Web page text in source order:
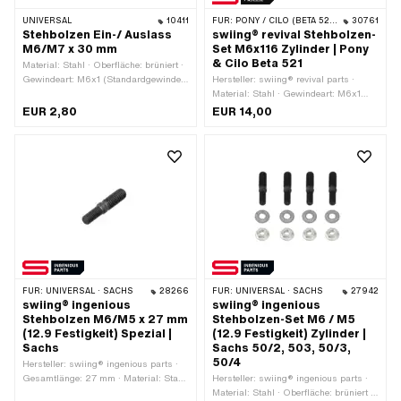
UNIVERSAL 10411
Stehbolzen Ein-/ Auslass
M6/M7 x 30 mm
Material: Stahl · Oberfläche: brüniert ·
Gewindeart: M6x1 (Standardgewinde)
(Standardgewinde) ·
EUR 2,80
FÜR: PONY / CILO (BETA 521 & 512) 30761
swiing® revival Stehbolzen-
Set M6x116 Zylinder | Pony
& Cilo Beta 521
Hersteller: swiing® revival parts ·
Material: Stahl · Gewindeart: M6x1
(Standardgewinde) · Oberfläche:
EUR 14,00
FÜR: UNIVERSAL · SACHS 28266
swiing® ingenious
Stehbolzen M6/M5 x 27 mm
(12.9 Festigkeit) Spezial |
Sachs
Hersteller: swiing® ingenious parts ·
Gesamtlänge: 27 mm · Material: Stahl
FÜR: UNIVERSAL · SACHS 27942
swiing® ingenious
Stehbolzen-Set M6 / M5
(12.9 Festigkeit) Zylinder |
Sachs 50/2, 503, 50/3,
50/4
Hersteller: swiing® ingenious parts ·
Material: Stahl · Oberfläche: brüniert ·